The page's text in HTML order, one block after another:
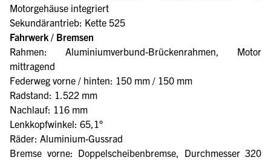
Motorgehäuse integriert
Sekundärantrieb: Kette 525
Fahrwerk / Bremsen
Rahmen: Aluminiumverbund-Brückenrahmen, Motor
mittragend
Federweg vorne / hinten: 150 mm / 150 mm
Radstand: 1.522 mm
Nachlauf: 116 mm
Lenkkopfwinkel: 65,1°
Räder: Aluminium-Gussrad
Bremse vorne: Doppelscheibenbremse, Durchmesser 320